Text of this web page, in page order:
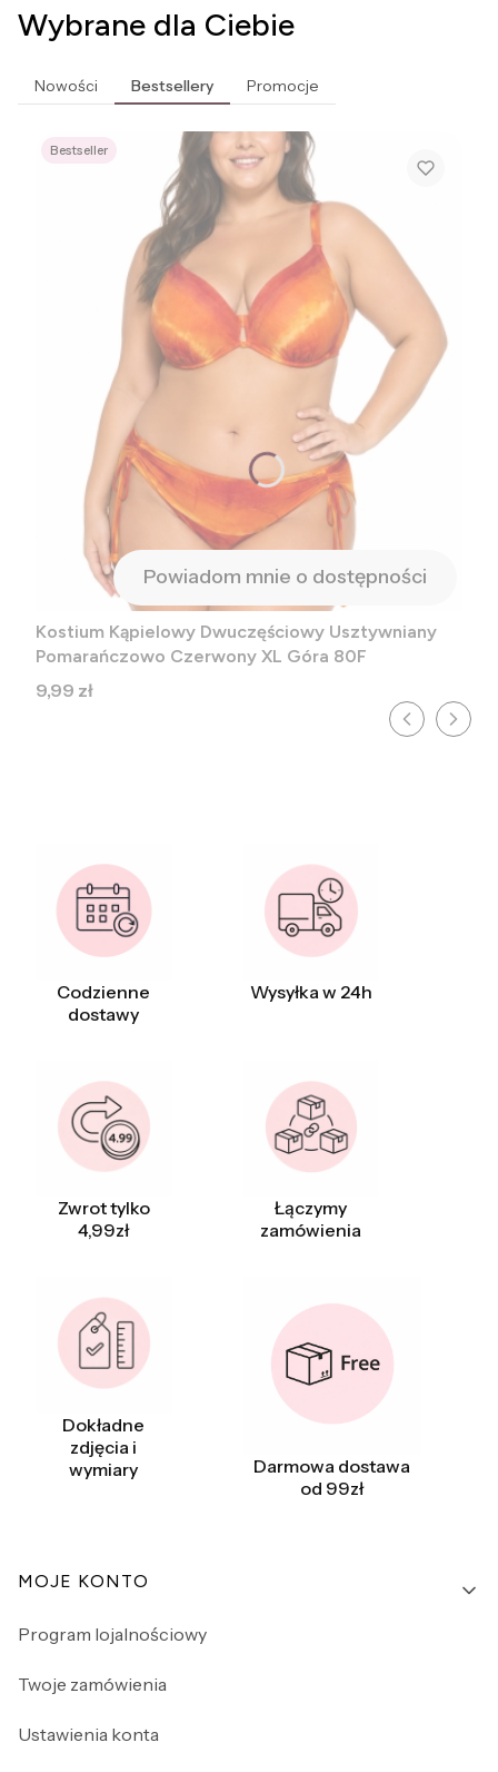
Wybrane dla Ciebie
Nowości Bestsellery Promocje
Bestseller
Powiadom mnie o dostępności
Kostium Kąpielowy Dwuczęściowy Usztywniany
Pomarańczowo Czerwony XL Góra 80F
Cena
9,99 zł
Codzienne
dostawy
Wysyłka w 24h
Zwrot tylko
4,99zł
Łączymy
zamówienia
Dokładne
zdjęcia i
wymiary
Darmowa dostawa
od 99zł
Linki w stopce
MOJE KONTO
Program lojalnościowy
Twoje zamówienia
Ustawienia konta